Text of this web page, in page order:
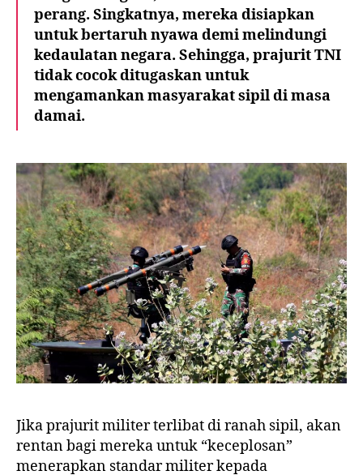
perang. Singkatnya, mereka disiapkan
untuk bertaruh nyawa demi melindungi
kedaulatan negara. Sehingga, prajurit TNI
tidak cocok ditugaskan untuk
mengamankan masyarakat sipil di masa
damai.
Jika prajurit militer terlibat di ranah sipil, akan
rentan bagi mereka untuk “keceplosan”
menerapkan standar militer kepada